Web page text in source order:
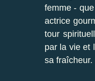
femme -
actrice
tour
par la vie et
sa fraîcheur.